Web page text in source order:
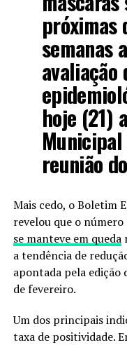
próximas
semanas
avaliação
hoje (21)
Municipal
reunião
Mais cedo, o Boletim
revelou que o número
se manteve em queda
a tendência de
apontada pela edição
de fevereiro.
Um dos principais
taxa de positividade.